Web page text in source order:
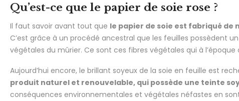
Qu’est-ce que le papier de soie rose ?
Il faut savoir avant tout que le papier de soie est fabriqué de
C’est grâce à un procédé ancestral que les feuilles possèdent
végétales du mûrier. Ce sont ces fibres végétales qui à
Aujourd’hui encore, le brillant soyeux de la soie en feuille est
produit naturel et renouvelable, qui possède une teinte
conséquences environnementales et végétales néfastes en